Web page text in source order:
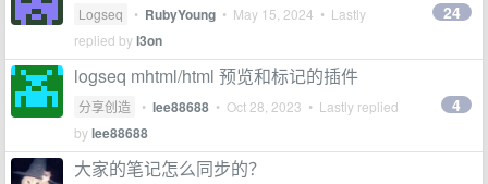
Logseq • RubyYoung • May 15, 2024 • Lastly
replied byl3on
24
logseq mhtml/html 预览和标记的插件
分享创造 • lee88688 • Oct 28, 2023 • Lastly replied
bylee88688
4
大家的笔记怎么同步的？